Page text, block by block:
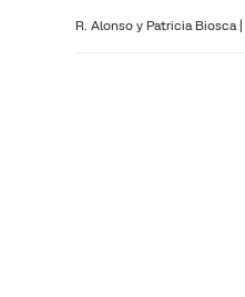
R. Alonso y Patricia Biosca |